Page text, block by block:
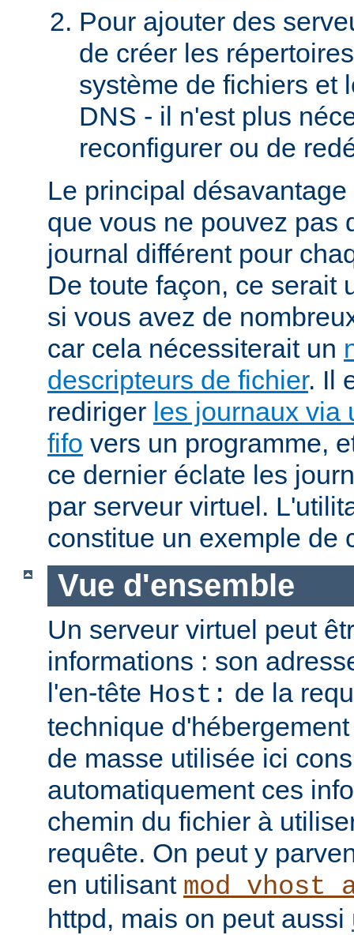
Pour ajouter des
de créer les
système de fichiers et
DNS - il n'est plus
reconfigurer ou de
Le principal
que vous ne pouvez pas
journal différent pour
De toute façon, ce serait
si vous avez de
car cela nécessiterait un
descripteurs de fichier. Il
rediriger les journaux via
fifo vers un programme,
ce dernier éclate les
par serveur virtuel.
constitue un exemple de
Vue d'ensemble
Un serveur virtuel peut
informations : son
l'en-tête Host: de la
technique
de masse utilisée ici
automatiquement ces
chemin du fichier à
requête. On peut y
en utilisant
httpd, mais on peut aussi